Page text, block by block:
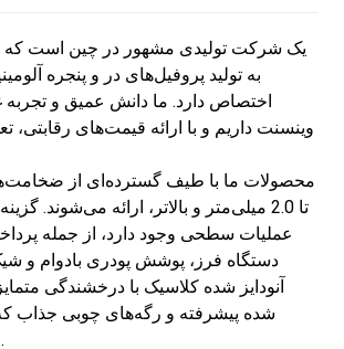
به تولید پروفیل‌های در و پنجره
اختصاص دارد. ما دانش عمیق و تجربه
وینسنت داریم و با ارائه قیمت‌های رقابتی،
تا 2.0 میلی‌متر و بالاتر، ارائه می‌شوند.
عملیات سطحی وجود دارد، از جمله
دستگاه فرز، پوشش پودری بادوام و
آنودایز شده کلاسیک با درخشندگی متمایز،
شده پیشرفته و رگه‌های چوبی جذاب
محصول می‌بخشد.